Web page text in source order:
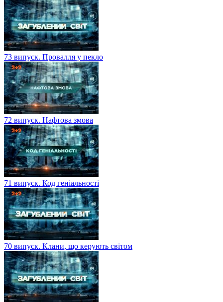
73 випуск. Провалля у пекло
72 випуск. Нафтова змова
71 випуск. Код геніальності
70 випуск. Клани, що керують світом